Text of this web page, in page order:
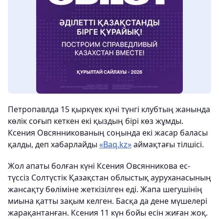
Петропавлда 15 қыркүек күні түнгі клубтың жанында
көлік соғып кеткен екі қыздың бірі көз жұмды.
Ксения Овсянникованың соңында екі жасар баласы
қалды, деп хабарлайды «Baq.kz»аймақтағы тілшісі.
Жол апаты болған күні Ксения Овсянникова ес-
түссіз Солтүстік Қазақстан облыстық ауруханасының
жансақту бөліміне жеткізілген еді. Жапа шегушінің
миына қатты зақым келген. Басқа да дене мүшелері
жарақантанған. Ксения 11 күн бойы есін жиған жоқ.